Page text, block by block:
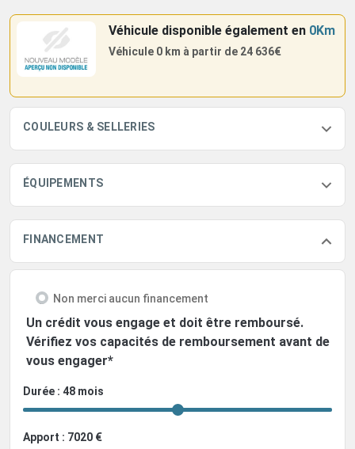
Véhicule disponible également en 0Km
Véhicule 0 km à partir de 24 636€
COULEURS & SELLERIES
ÉQUIPEMENTS
FINANCEMENT
Non merci aucun financement
Un crédit vous engage et doit être remboursé.
Vérifiez vos capacités de remboursement avant de
vous engager*
Durée : 48 mois
Apport : 7020 €